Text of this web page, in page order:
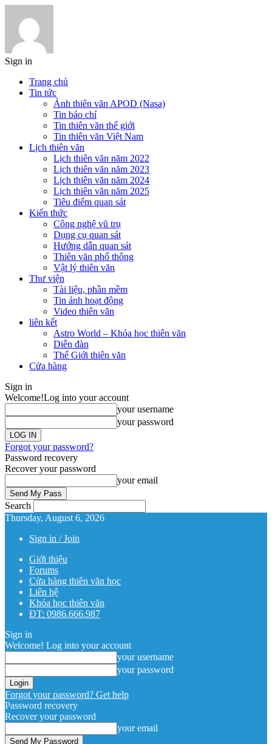
Sign in
Trang chủ
Tin tức
Ảnh thiên văn APOD (Nasa)
Tin báo chí
Tin thiên văn thế giới
Tin thiên văn Việt Nam
Lịch thiên văn
Lịch thiên văn năm 2022
Lịch thiên văn năm 2023
Lịch thiên văn năm 2024
Lịch thiên văn năm 2025
Tiêu điểm quan sát
Kiến thức
Công nghệ vũ trụ
Dụng cụ quan sát
Hướng dẫn quan sát
Thiên văn phổ thông
Vật lý thiên văn
Thư viện
Tài liệu, phần mềm
Tin ảnh hoạt động
Video thiên văn
liên kết
Astro World – Khóa học thiên văn
Diễn đàn
Thế Giới thiên văn
Cửa hàng
Sign in
Welcome!Log into your account
your username
your password
Forgot your password?
Password recovery
Recover your password
your email
Search
Thursday, August 6, 2026
Sign in / Join
Giới thiệu
Forums
Cửa hàng thiên văn học
Liên hệ
Khóa học thiên văn
ĐT: 0986.666.987
Sign in
Welcome! Log into your account
your username
your password
Forgot your password? Get help
Password recovery
Recover your password
your email